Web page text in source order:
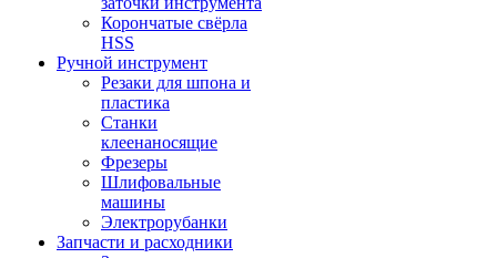
Корончатые свёрла
HSS
Ручной инструмент
Резаки для шпона и
пластика
Станки
клеенаносящие
Фрезеры
Шлифовальные
машины
Электрорубанки
Запчасти и расходники